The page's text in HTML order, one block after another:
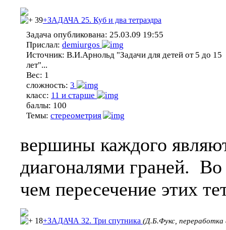
39+ЗАДАЧА 25. Куб и два тетраэдра
Задача опубликована: 25.03.09 19:55
Прислал: demiurgos
Источник: В.И.Арнольд "Задачи для детей от 5 до 15
лет"...
Вес: 1
сложность: 3
класс: 11 и старше
баллы: 100
Темы: стереометрия
вершины каждого
диагоналями граней.
чем пересечение этих
18+ЗАДАЧА 32. Три спутника (Д.Б.Фукс, переработка